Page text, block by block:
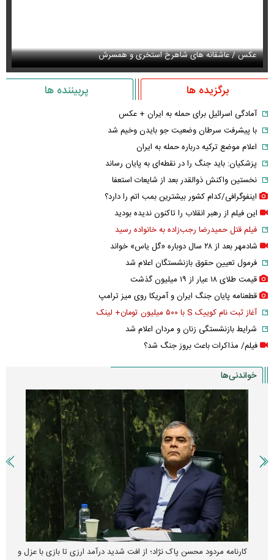
عکس / عاشقانه های شاهرخ استخری و همسرش
برگزیده ها پربیننده ها
آمادگی اسرائیل برای حمله به ایران + عکس
با پیشرفت سرطان وضعیت جو بایدن وخیم شد
اعلام موضع ترکیه درباره حمله به ایران
پزشکیان: باید جنگ را در نقطه‌ای به پایان رساند
نخستین واکنش ذوالقدر بعد از شایعات استعفا
اینفوگرافی/کدام کشور بیشترین بمب اتم را دارد؟
این فیلم از رهبر انقلاب را تاکنون ندیده بودید
فیلم قتل حمیدرضا رجب‌زاده به خانواده رسید
شادمهر بعد از ۲۸ سال دوباره «گل یاس» خواند
فرمول تعیین حقوق بازنشستگان اعلام شد
قیمت طلای ۱۸ عیار از ۱۹ میلیون گذشت
قطعنامه پایان جنگ ایران و آمریکا روی میز ترامپ
آغاز ثبت نام کوییک S با ۵۰۰ میلیون تومان+ لینک
شرایط بازنشستگی زنان و مردان اعلام شد
فیلم/ مذاکرات باعث بروز جنگ شد؟
خواندنی‌ها
کارنامه مردود محسن پاک‌ نژاد؛ از افت شدید درآمد ارزی تا بازی با عزل و